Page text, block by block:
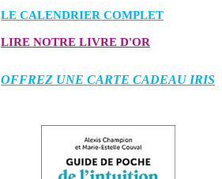
LE CALENDRIER COMPLET
LIRE NOTRE LIVRE D'OR
OFFREZ UNE CARTE CADEAU IRIS